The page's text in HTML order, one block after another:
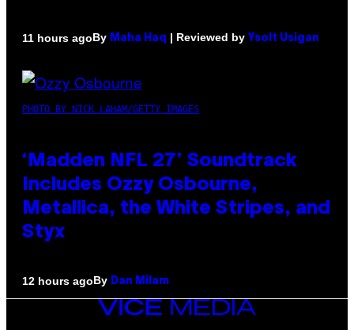
11 hours agoBy Maha Haq | Reviewed by Ysolt Usigan
PHOTO BY NICK LAHAM/GETTY IMAGES
‘Madden NFL 27’ Soundtrack
Includes Ozzy Osbourne,
Metallica, the White Stripes, and
Styx
12 hours agoBy Dan Milam
VICE